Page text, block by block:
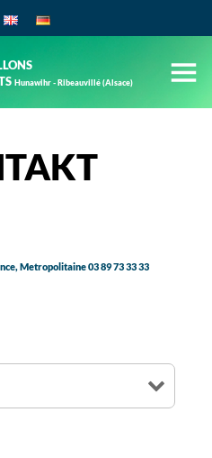
Hunawihr - Ribeauvillé (Alsace)
Metropolitaine03 89 73 33 33